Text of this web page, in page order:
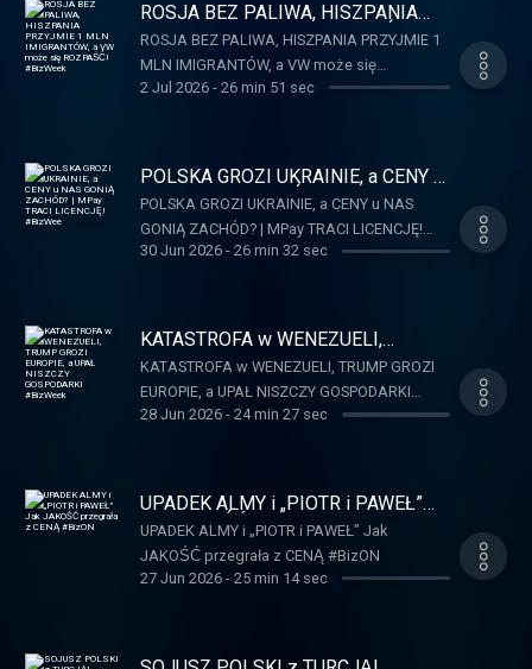
ROSJA BEZ PALIWA, HISZPANIA
PRZYJMIE 1 MLN IMIGRANTÓW, a
VW może się ROZPAŚĆ! #BizWeek
ROSJA BEZ PALIWA, HISZPANIA PRZYJMIE 1
MLN IMIGRANTÓW, a VW może się
ROZPAŚĆ! #BizWeek
2 Jul 2026- 26 min 51 sec
POLSKA GROZI UKRAINIE, a CENY u
NAS GONIĄ ZACHÓD? | MPay TRACI
LICENCJĘ! #BizWee
POLSKA GROZI UKRAINIE, a CENY u NAS
GONIĄ ZACHÓD? | MPay TRACI LICENCJĘ!
#BizWee
30 Jun 2026- 26 min 32 sec
KATASTROFA w WENEZUELI,
TRUMP GROZI EUROPIE, a UPAŁ
NISZCZY GOSPODARKI #BizWeek
KATASTROFA w WENEZUELI, TRUMP GROZI
EUROPIE, a UPAŁ NISZCZY GOSPODARKI
#BizWeek
28 Jun 2026- 24 min 27 sec
UPADEK ALMY i „PIOTR i PAWEŁ”
Jak JAKOŚĆ przegrała z CENĄ
#BizON
UPADEK ALMY i „PIOTR i PAWEŁ” Jak
JAKOŚĆ przegrała z CENĄ #BizON
27 Jun 2026- 25 min 14 sec